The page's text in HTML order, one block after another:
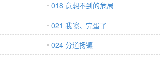
018 意想不到的危局
021 我嚓、完蛋了
024 分道扬镳